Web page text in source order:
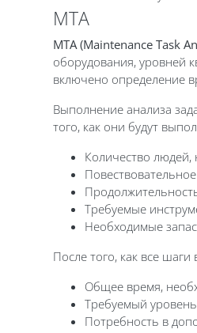
MTA
MTA (Maintenance Task
оборудования, уровней
включено определение
Выполнение анализа
того, как они будут
Количество людей,
Требуемые
Необходимые
После того, как все
Общее время,
Требуемый
Потребность в